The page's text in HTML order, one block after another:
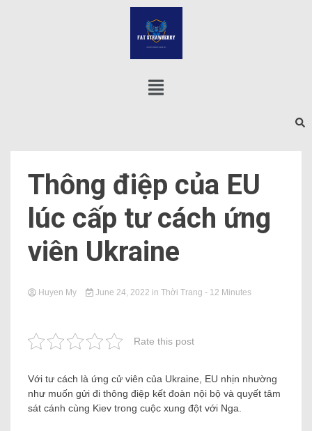
Thông điệp của EU
lúc cấp tư cách ứng
viên Ukraine
Huyen My June 24, 2022 in Thời Trang - 12 Minutes
Rate this post
Với tư cách là ứng cử viên của Ukraine, EU nhịn nhường
như muốn gửi đi thông điệp kết đoàn nội bộ và quyết tâm
sát cánh cùng Kiev trong cuộc xung đột với Nga.